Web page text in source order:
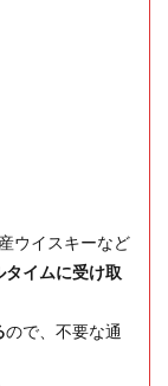
ウイスキーなど
イムに受け取
ので、不要な通